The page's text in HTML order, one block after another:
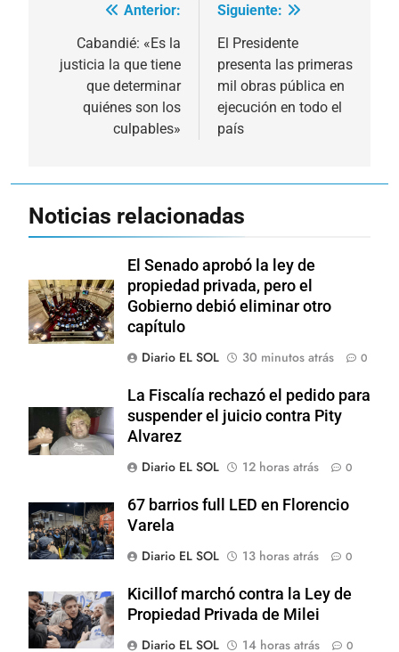
Navegación
entradas
Anterior:
Cabandié: «Es la
justicia la que tiene
que determinar
quiénes son los
culpables»
Siguiente:
El Presidente
presenta las primeras
mil obras pública en
ejecución en todo el
país
Noticias relacionadas
El Senado aprobó la ley de
propiedad privada, pero el
Gobierno debió eliminar otro
capítulo
Diario EL SOL
30 minutos atrás 0
La Fiscalía rechazó el pedido para
suspender el juicio contra Pity
Alvarez
Diario EL SOL
12 horas atrás 0
67 barrios full LED en Florencio
Varela
Diario EL SOL
13 horas atrás 0
Kicillof marchó contra la Ley de
Propiedad Privada de Milei
Diario EL SOL
14 horas atrás 0